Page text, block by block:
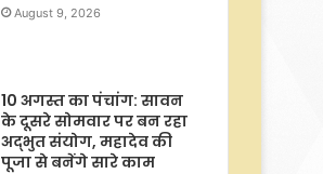
August 9, 2026
10 अगस्त का पंचांग: सावन
के दूसरे सोमवार पर बन रहा
अद्‌भुत संयोग, महादेव की
पूजा से बनेंगे सारे काम